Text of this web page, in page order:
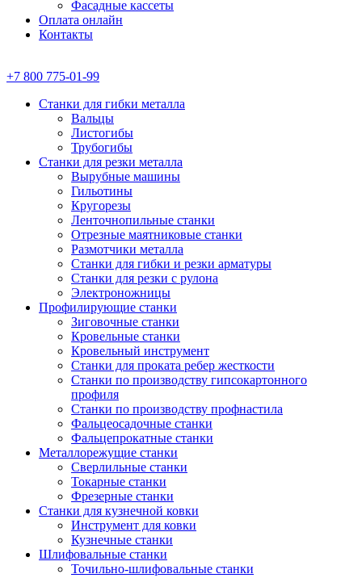
Фасадные кассеты
Оплата онлайн
Контакты
+7 800 775-01-99
Станки для гибки металла
Вальцы
Листогибы
Трубогибы
Станки для резки металла
Вырубные машины
Гильотины
Кругорезы
Ленточнопильные станки
Отрезные маятниковые станки
Размотчики металла
Станки для гибки и резки арматуры
Станки для резки с рулона
Электроножницы
Профилирующие станки
Зиговочные станки
Кровельные станки
Кровельный инструмент
Станки для проката ребер жесткости
Станки по производству гипсокартонного
профиля
Станки по производству профнастила
Фальцеосадочные станки
Фальцепрокатные станки
Металлорежущие станки
Сверлильные станки
Токарные станки
Фрезерные станки
Станки для кузнечной ковки
Инструмент для ковки
Кузнечные станки
Шлифовальные станки
Точильно-шлифовальные станки